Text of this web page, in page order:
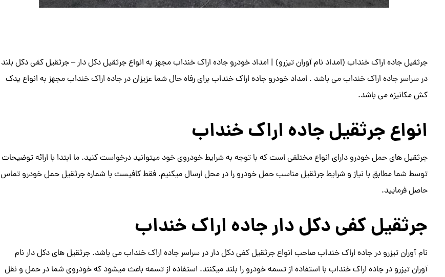
جرثقیل جاده اراک خنداب (امداد نام آوران تیزرو) | امداد خودرو جاده اراک خنداب مجهز به انواع جرثقیل دکل دار – جرثقیل کفی دکل بلند
در سراسر جاده اراک خنداب می باشد . امداد خودرو جاده اراک خنداب برای رفاه حال شما عزیزان در جاده اراک خنداب مجهز به انواع یدک
کش مکانیزه می باشد.
انواع جرثقیل جاده اراک خنداب
جرثقیل های حمل خودرو دارای انواع مختلفی است که با توجه به شرایط خودروی خود میتوانید درخواست کنید. ما ابتدا با ارائه توضیحات
توسط شما مطابق با نیاز و شرایط جرثقیل مناسب حمل خودرو را در محل ارسال میکنیم. فقط کافیست با شماره جرثقیل حمل خودرو تماس
حاصل فرمایید.
جرثقیل کفی دکل دار جاده اراک خنداب
نام آوران تیزرو در جاده اراک خنداب صاحب انواع جرثقیل کفی دکل دار در سراسر جاده اراک خنداب می باشد. جرثقیل های دکل دار نام
آوران تیزرو در جاده اراک خنداب با استفاده از تسمه خودرو را بلند میکنند. استفاده از تسمه باعث میشود که خودروی شما در حمل و نقل